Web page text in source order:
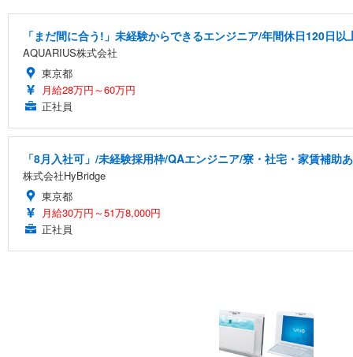
「まだ間に合う!」未経験からできるエンジニア/年間休日120日以
AQUARIUS株式会社
東京都
月給28万円～60万円
正社員
「8月入社可」/未経験採用枠/QAエンジニア/寮・社宅・家賃補助
株式会社HyBridge
東京都
月給30万円～51万8,000円
正社員